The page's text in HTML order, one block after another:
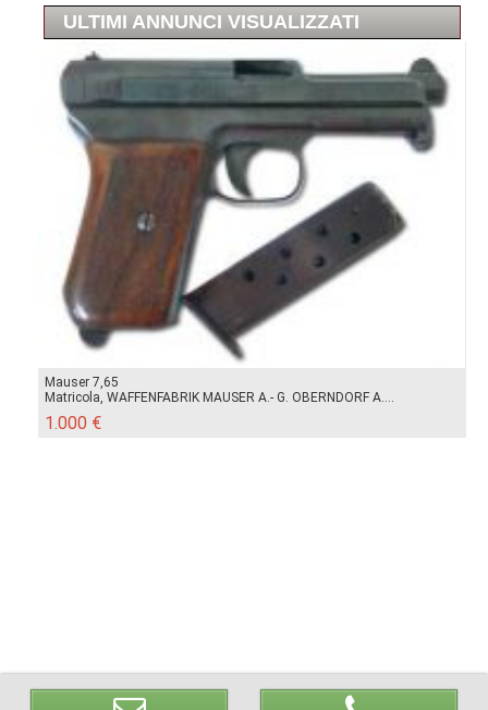
ULTIMI ANNUNCI VISUALIZZATI
Mauser 7,65
Matricola, WAFFENFABRIK MAUSER A.- G. OBERNDORF A....
1.000 €